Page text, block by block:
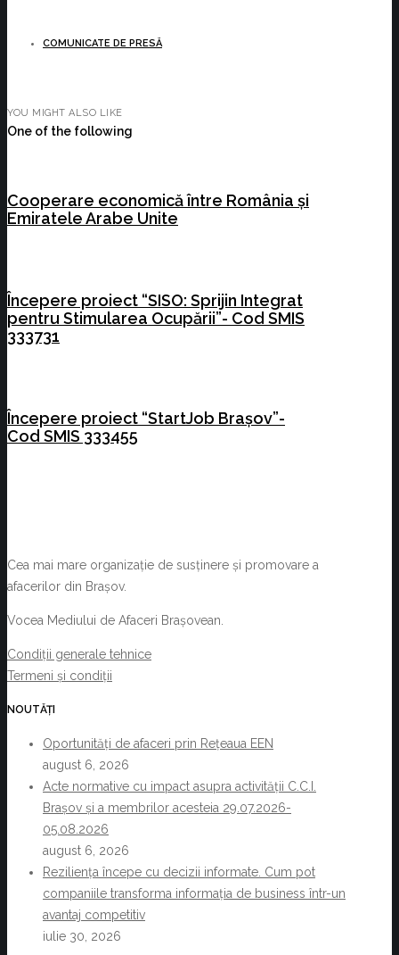
COMUNICATE DE PRESĂ
YOU MIGHT ALSO LIKE
One of the following
Cooperare economică între România și
Emiratele Arabe Unite
Începere proiect “SISO: Sprijin Integrat
pentru Stimularea Ocupării”- Cod SMIS
333731
Începere proiect “StartJob Brașov”-
Cod SMIS 333455
Cea mai mare organizație de susținere și promovare a
afacerilor din Brașov.
Vocea Mediului de Afaceri Brașovean.
Condiții generale tehnice
Termeni și condiții
NOUTĂȚI
Oportunități de afaceri prin Rețeaua EEN
august 6, 2026
Acte normative cu impact asupra activității C.C.I.
Brașov și a membrilor acesteia 29.07.2026-
05.08.2026
august 6, 2026
Reziliența începe cu decizii informate. Cum pot
companiile transforma informația de business într-un
avantaj competitiv
iulie 30, 2026